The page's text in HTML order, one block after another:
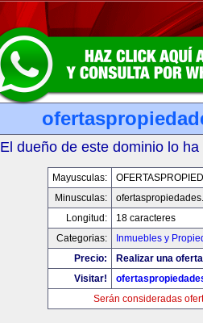
El dueño de este dominio lo
Mayusculas:
Minusculas:
Longitud:
18 caracteres
Categorias:
Inmuebles y
Precio:
Realizar una
Visitar!
Serán consideradas